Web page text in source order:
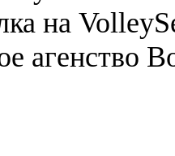
на
агенство